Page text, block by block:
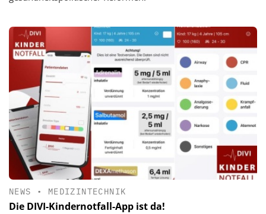
NEWS • MEDIZINTECHNIK
Die DIVI-Kindernotfall-App ist da!